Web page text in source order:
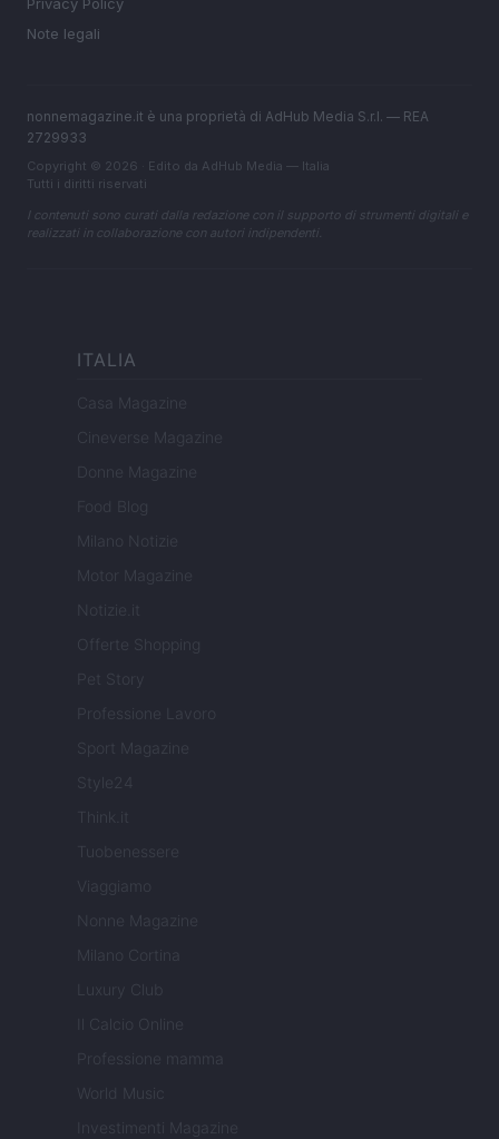
Note legali
nonnemagazine.it è una proprietà di AdHub Media S.r.l. — REA
2729933
Copyright © 2026 · Edito da AdHub Media — Italia
Tutti i diritti riservati
I contenuti sono curati dalla redazione con il supporto di strumenti digitali e
realizzati in collaborazione con autori indipendenti.
ITALIA
Casa Magazine
Cineverse Magazine
Donne Magazine
Food Blog
Milano Notizie
Motor Magazine
Notizie.it
Offerte Shopping
Professione Lavoro
Sport Magazine
Style24
Think.it
Tuobenessere
Viaggiamo
Nonne Magazine
Milano Cortina
Luxury Club
Il Calcio Online
Professione mamma
World Music
Investimenti Magazine